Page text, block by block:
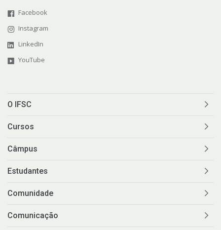
Facebook
Instagram
LinkedIn
YouTube
O IFSC
Cursos
Câmpus
Estudantes
Comunidade
Comunicação